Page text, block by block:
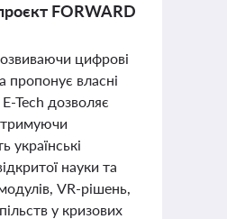
FORWARD
цифрові
пропонує власні
Tech дозволяє
українські
науки та
VR-рішень,
у кризових